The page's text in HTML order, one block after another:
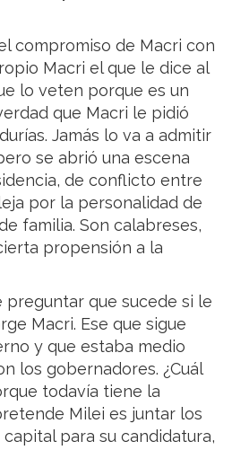
compromiso de Macri con
Macri el que le dice al
lo veten porque es un
que Macri le pidió
Jamás lo va a admitir
se abrió una escena
de conflicto entre
por la personalidad de
familia. Son calabreses,
propensión a la
preguntar que sucede si le
Macri. Ese que sigue
y que estaba medio
los gobernadores. ¿Cuál
todavía tiene la
Milei es juntar los
para su candidatura,